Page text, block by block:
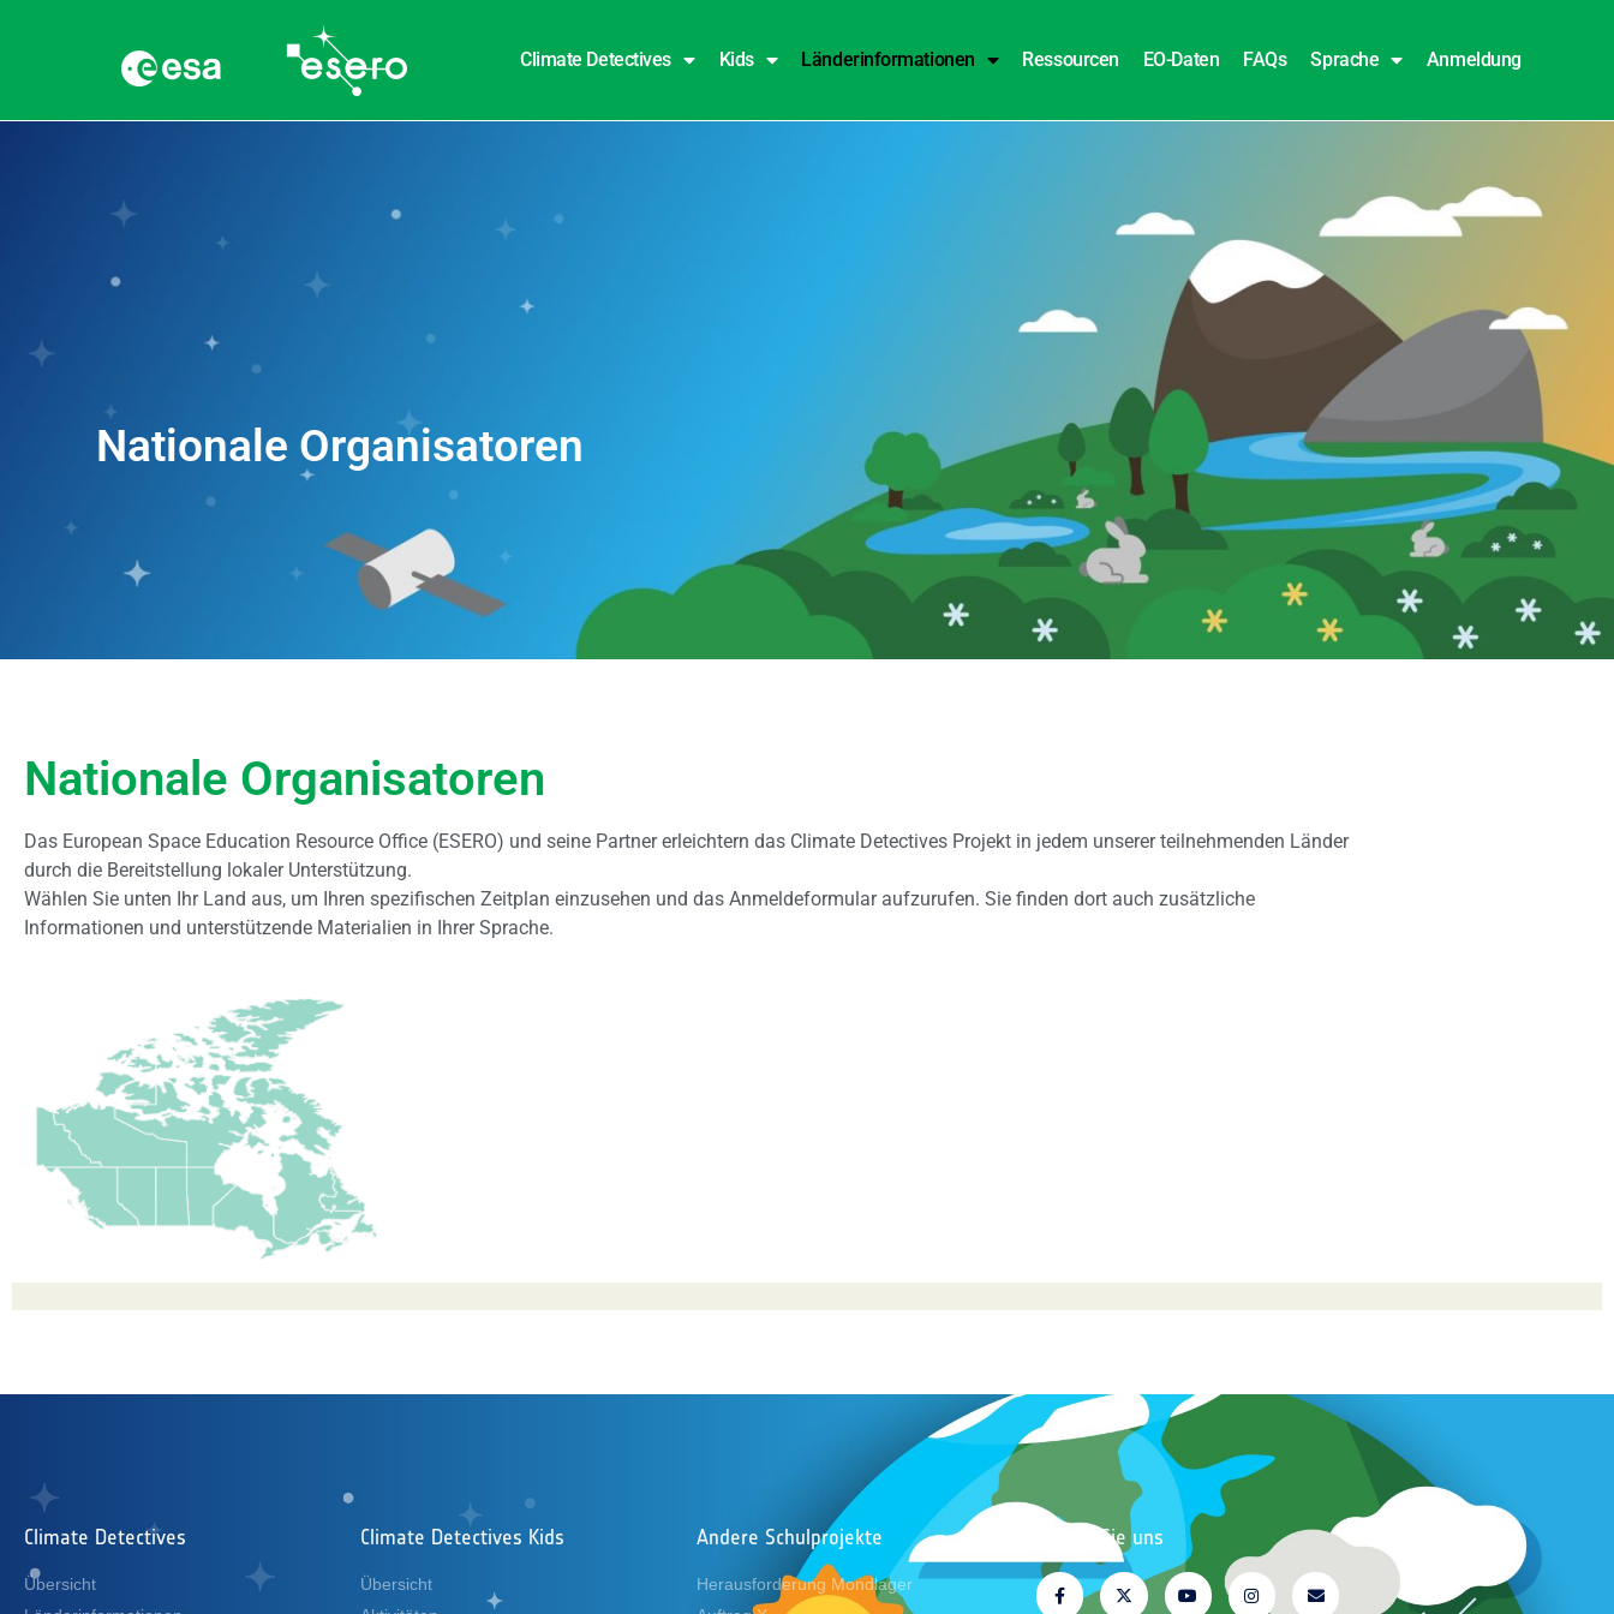
Climate Detectives Kids Länderinformationen Ressourcen EO-Daten FAQs Sprache Anmeldung
Nationale Organisatoren
Nationale Organisatoren
Das European Space Education Resource Office (ESERO) und seine Partner erleichtern das Climate Detectives Projekt in jedem unserer teilnehmenden Länder
durch die Bereitstellung lokaler Unterstützung.
Wählen Sie unten Ihr Land aus, um Ihren spezifischen Zeitplan einzusehen und das Anmeldeformular aufzurufen. Sie finden dort auch zusätzliche
Informationen und unterstützende Materialien in Ihrer Sprache.
Climate Detectives
Übersicht
Climate Detectives Kids
Übersicht
Andere Schulprojekte
Herausforderung Mondlager
Folgen Sie uns